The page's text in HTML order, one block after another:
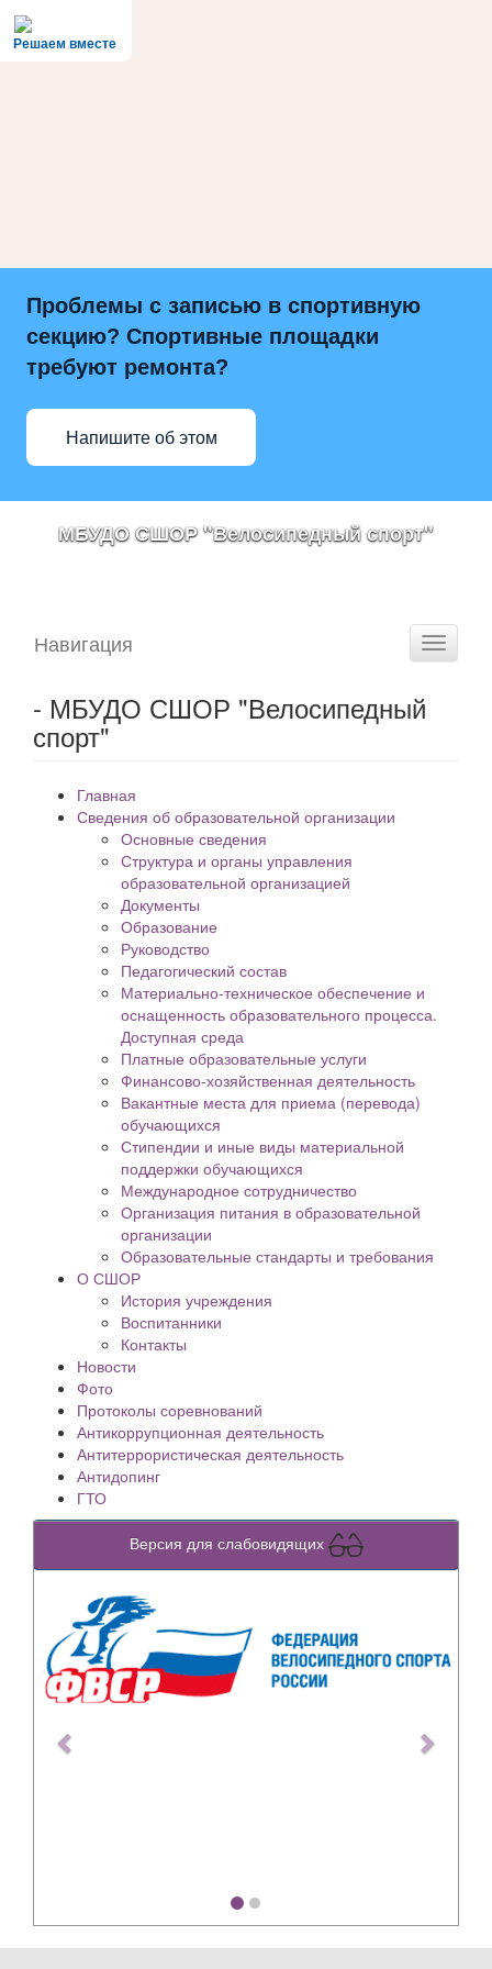
Решаем вместе
Проблемы с записью в спортивную
секцию? Спортивные площадки
требуют ремонта?
Напишите об этом
МБУДО СШОР "Велосипедный спорт"
Toggle
Навигация
- МБУДО СШОР "Велосипедный
спорт"
Главная
Сведения об образовательной организации
Основные сведения
Структура и органы управления
образовательной организацией
Документы
Образование
Руководство
Педагогический состав
Материально-техническое обеспечение и
оснащенность образовательного процесса.
Доступная среда
Платные образовательные услуги
Финансово-хозяйственная деятельность
Вакантные места для приема (перевода)
обучающихся
Стипендии и иные виды материальной
поддержки обучающихся
Международное сотрудничество
Организация питания в образовательной
организации
Образовательные стандарты и требования
О СШОР
История учреждения
Воспитанники
Контакты
Новости
Фото
Протоколы соревнований
Антикоррупционная деятельность
Антитеррористическая деятельность
Антидопинг
ГТО
Версия для слабовидящих
Previous